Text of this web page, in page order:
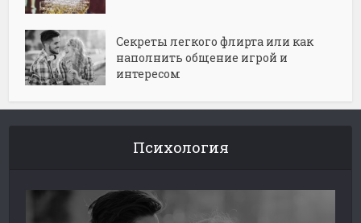
Секреты легкого флирта или как
наполнить общение игрой и
интересом
Психология